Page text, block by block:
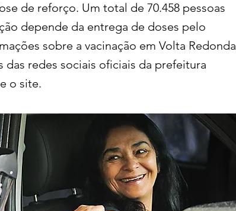
de reforço. Um total de 70.458 pessoas
depende da entrega de doses pelo
sobre a vacinação em Volta Redonda
das redes sociais oficiais da prefeitura
o site.